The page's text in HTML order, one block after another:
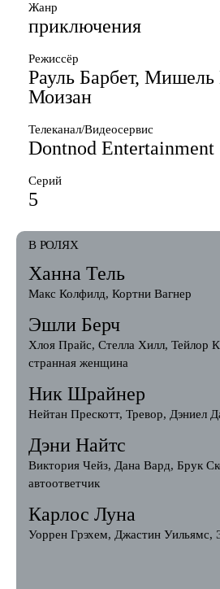
Жанр
приключения
Режиссёр
Рауль Барбет, Мишель
Моизан
Телеканал/Видеосервис
Dontnod Entertainment
Серий
5
В РОЛЯХ
Ханна Тель
Макс Колфилд, Кортни Вагнер
Эшли Берч
Хлоя Прайс, Стелла Хилл, Тейлор
странная женщина
Ник Шрайнер
Нейтан Прескотт, Тревор, Дэниел
Дэни Найтс
Виктория Чейз, Дана Вард, Брук
автоответчик
Карлос Луна
Уоррен Грэхем, Джастин Уильямс,